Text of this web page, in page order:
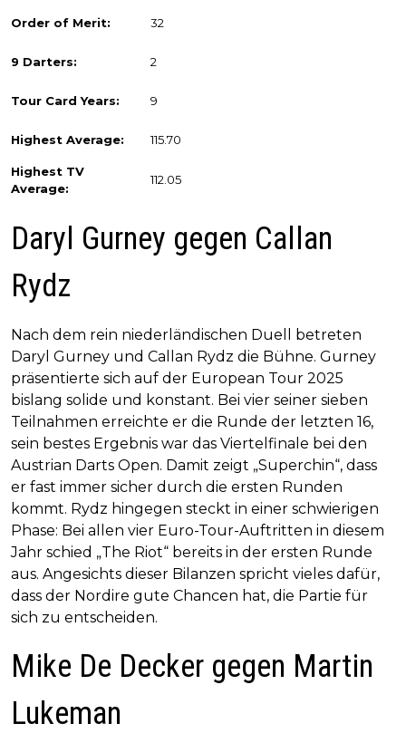
Order of Merit: 32
9 Darters: 2
Tour Card Years: 9
Highest Average: 115.70
Highest TV
Average:
112.05
Daryl Gurney gegen Callan
Rydz
Nach dem rein niederländischen Duell betreten
Daryl Gurney und Callan Rydz die Bühne. Gurney
präsentierte sich auf der European Tour 2025
bislang solide und konstant. Bei vier seiner sieben
Teilnahmen erreichte er die Runde der letzten 16,
sein bestes Ergebnis war das Viertelfinale bei den
Austrian Darts Open. Damit zeigt „Superchin“, dass
er fast immer sicher durch die ersten Runden
kommt. Rydz hingegen steckt in einer schwierigen
Phase: Bei allen vier Euro-Tour-Auftritten in diesem
Jahr schied „The Riot“ bereits in der ersten Runde
aus. Angesichts dieser Bilanzen spricht vieles dafür,
dass der Nordire gute Chancen hat, die Partie für
sich zu entscheiden.
Mike De Decker gegen Martin
Lukeman